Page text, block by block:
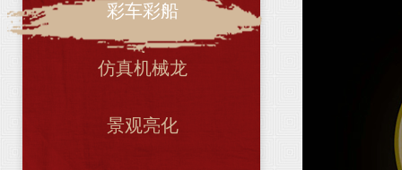
彩车彩船
仿真机械龙
景观亮化